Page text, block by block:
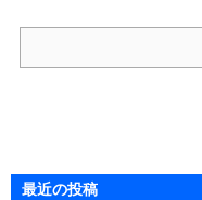
最近の投稿